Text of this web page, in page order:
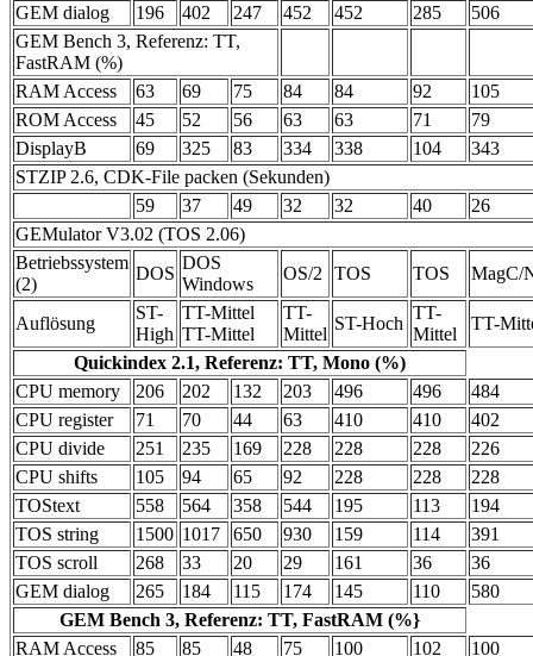
GEM dialog
196 402 247 452 452 285
506
GEM Bench 3, Referenz: TT,
FastRAM (%)
RAM Access
63 69 75 84 84 92
105
ROM Access
45 52 56 63 63 71
79
DisplayB
69 325 83 334 338 104
343
STZIP 2.6, CDK-File packen (Sekunden)
59
37 49 32 32 40
26
GEMulator V3.02 (TOS 2.06)
Betriebssystem
(2)
DOS
DOS
Windows
OS/2 TOS TOS MagC/
Auflösung
ST-
High
TT-Mittel
TT-Mittel
TT-
Mittel
ST-Hoch
TT-
Mittel
TT-
Quickindex 2.1, Referenz: TT, Mono (%)
CPU memory
206 202 132 203 496 496
484
CPU register
71 70 44 63 410 410
402
CPU divide
251 235 169 228 228 228
226
CPU shifts
105 94 65 92 228 228
228
TOStext
558 564 358 544 195 113
194
TOS string
1500 1017 650 930 159 114
391
TOS scroll
268 33 20 29 161 36
36
GEM dialog
265 184 115 174 145 110
580
GEM Bench 3, Referenz: TT, FastRAM (%}
RAM Access
85 85 48 75 100 102
100